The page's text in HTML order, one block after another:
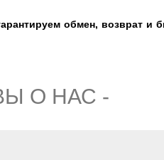
обмен, возврат и
О НАС -